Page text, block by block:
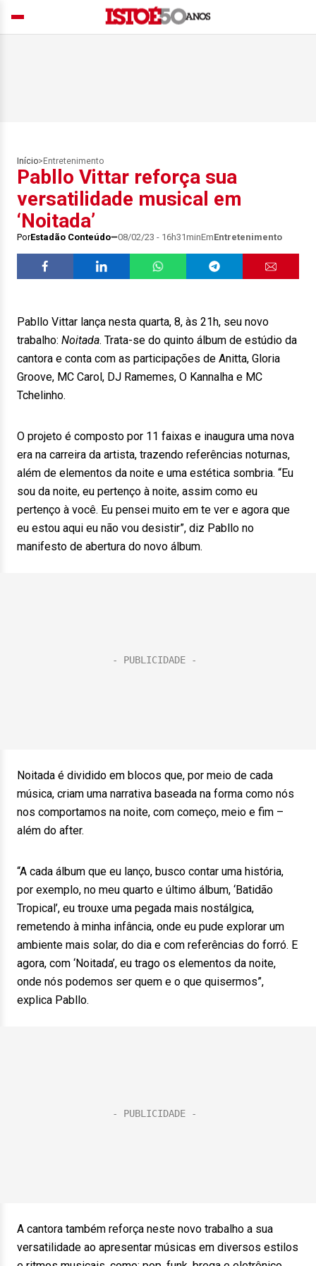
Início> Entretenimento
Pabllo Vittar reforça sua
versatilidade musical em
‘Noitada’
PorEstadão Conteúdo 08/02/23 - 16h31minEmEntretenimento
Pabllo Vittar lança nesta quarta, 8, às 21h, seu novo
trabalho: Noitada. Trata-se do quinto álbum de estúdio da
cantora e conta com as participações de Anitta, Gloria
Groove, MC Carol, DJ Ramemes, O Kannalha e MC
Tchelinho.
O projeto é composto por 11 faixas e inaugura uma nova
era na carreira da artista, trazendo referências noturnas,
além de elementos da noite e uma estética sombria. “Eu
sou da noite, eu pertenço à noite, assim como eu
pertenço à você. Eu pensei muito em te ver e agora que
eu estou aqui eu não vou desistir”, diz Pabllo no
manifesto de abertura do novo álbum.
Noitada é dividido em blocos que, por meio de cada
música, criam uma narrativa baseada na forma como nós
nos comportamos na noite, com começo, meio e fim –
além do after.
“A cada álbum que eu lanço, busco contar uma história,
por exemplo, no meu quarto e último álbum, ‘Batidão
Tropical’, eu trouxe uma pegada mais nostálgica,
remetendo à minha infância, onde eu pude explorar um
ambiente mais solar, do dia e com referências do forró. E
agora, com ‘Noitada’, eu trago os elementos da noite,
onde nós podemos ser quem e o que quisermos”,
explica Pabllo.
A cantora também reforça neste novo trabalho a sua
versatilidade ao apresentar músicas em diversos estilos